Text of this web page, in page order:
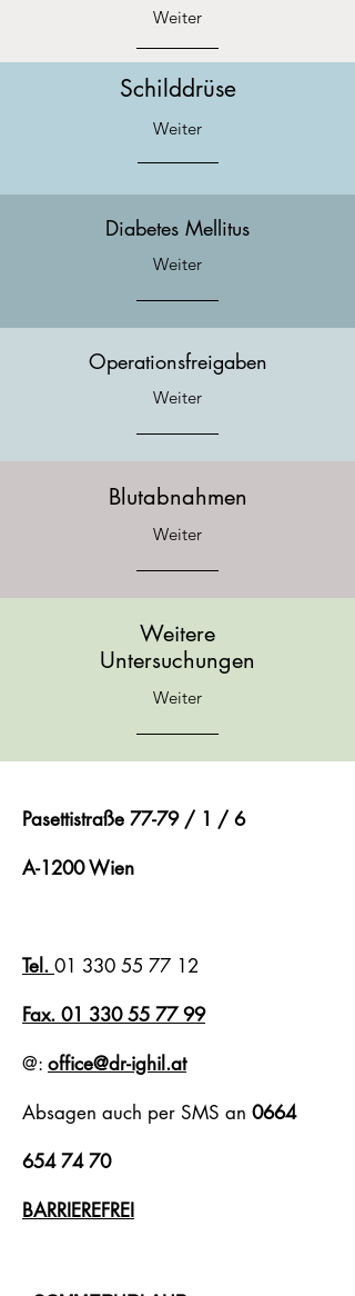
Weiter
Schilddrüse
Weiter
Diabetes Mellitus
Weiter
Operationsfreigaben
Weiter
Blutabnahmen
Weiter
Weitere
Untersuchungen
Weiter
Pasettistraße 77-79 / 1 / 6
A-1200 Wien
Tel. 01 330 55 77 12
Fax. 01 330 55 77 99
@: office@dr-ighil.at
Absagen auch per SMS an 0664
654 74 70
BARRIEREFREI